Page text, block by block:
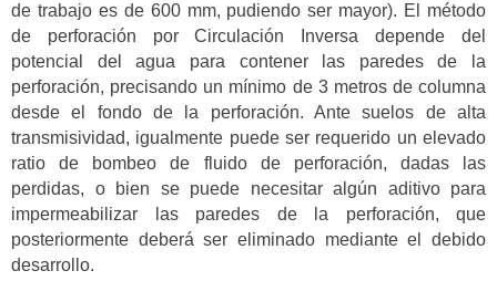
de trabajo es de 600 mm, pudiendo ser mayor). El método
de perforación por Circulación Inversa depende del
potencial del agua para contener las paredes de la
perforación, precisando un mínimo de 3 metros de columna
desde el fondo de la perforación. Ante suelos de alta
transmisividad, igualmente puede ser requerido un elevado
ratio de bombeo de fluido de perforación, dadas las
perdidas, o bien se puede necesitar algún aditivo para
impermeabilizar las paredes de la perforación, que
posteriormente deberá ser eliminado mediante el debido
desarrollo.